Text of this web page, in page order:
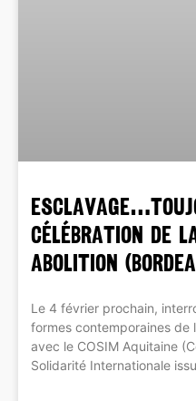
Célébration de
abolition
Le 4 février prochain,
formes contemporaines de
avec le COSIM Aquitaine
Solidarité Internationale